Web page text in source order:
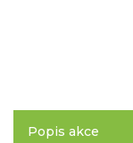
Popis akce